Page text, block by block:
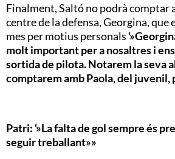
Finalment, Saltó no podrà comptar
centre de la defensa, Georgina, que
mes per motius personals
molt important per a nosaltres i
sortida de pilota. Notarem la seva
comptarem amb Paola, del juvenil,
Patri: ‘»La falta de gol sempre és
seguir treballant»»